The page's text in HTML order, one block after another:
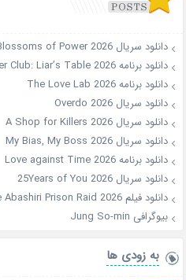
دانلود سریال Blossoms of Power 2026
دانلود برنامه Murder Club: Liar’s Table 2026
دانلود برنامه The Love Lab 2026
دانلود سریال Overdo 2026
دانلود سریال A Shop for Killers 2026
دانلود سریال My Bias, My Boss 2026
دانلود برنامه Love against Time 2026
دانلود سریال 25Years of You 2026
دانلود فیلم Golden Kamuy: The Abashiri Prison Raid 2026
بیوگرافی Jung So-min
به زودی ها